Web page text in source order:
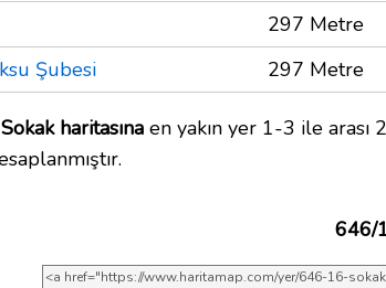
297 Metre
Şubesi
297 Metre
haritasına en yakın yer 1-3 ile arası
646/